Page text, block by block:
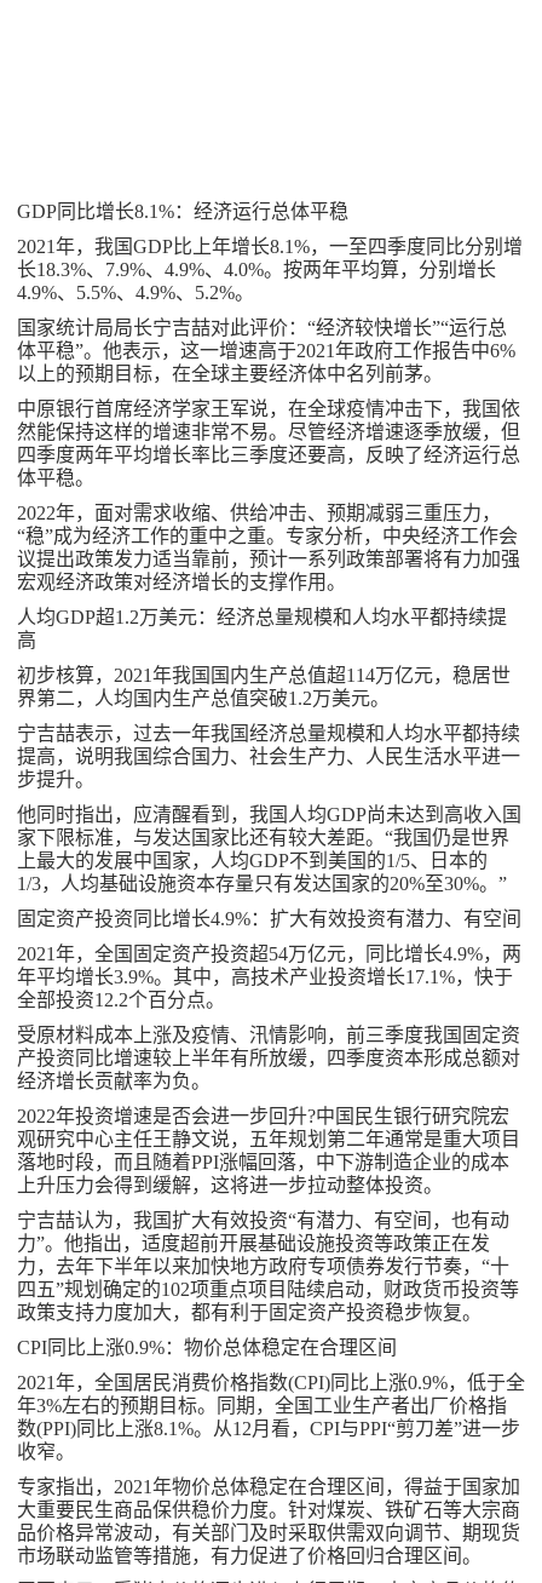
GDP同比增长8.1%：经济运行总体平稳
2021年，我国GDP比上年增长8.1%，一至四季度同比分别增
长18.3%、7.9%、4.9%、4.0%。按两年平均算，分别增长
4.9%、5.5%、4.9%、5.2%。
国家统计局局长宁吉喆对此评价：“经济较快增长”“运行总
体平稳”。他表示，这一增速高于2021年政府工作报告中6%
以上的预期目标，在全球主要经济体中名列前茅。
中原银行首席经济学家王军说，在全球疫情冲击下，我国依
然能保持这样的增速非常不易。尽管经济增速逐季放缓，但
四季度两年平均增长率比三季度还要高，反映了经济运行总
体平稳。
2022年，面对需求收缩、供给冲击、预期减弱三重压力，
“稳”成为经济工作的重中之重。专家分析，中央经济工作会
议提出政策发力适当靠前，预计一系列政策部署将有力加强
宏观经济政策对经济增长的支撑作用。
人均GDP超1.2万美元：经济总量规模和人均水平都持续提
高
初步核算，2021年我国国内生产总值超114万亿元，稳居世
界第二，人均国内生产总值突破1.2万美元。
宁吉喆表示，过去一年我国经济总量规模和人均水平都持续
提高，说明我国综合国力、社会生产力、人民生活水平进一
步提升。
他同时指出，应清醒看到，我国人均GDP尚未达到高收入国
家下限标准，与发达国家比还有较大差距。“我国仍是世界
上最大的发展中国家，人均GDP不到美国的1/5、日本的
1/3，人均基础设施资本存量只有发达国家的20%至30%。”
固定资产投资同比增长4.9%：扩大有效投资有潜力、有空间
2021年，全国固定资产投资超54万亿元，同比增长4.9%，两
年平均增长3.9%。其中，高技术产业投资增长17.1%，快于
全部投资12.2个百分点。
受原材料成本上涨及疫情、汛情影响，前三季度我国固定资
产投资同比增速较上半年有所放缓，四季度资本形成总额对
经济增长贡献率为负。
2022年投资增速是否会进一步回升?中国民生银行研究院宏
观研究中心主任王静文说，五年规划第二年通常是重大项目
落地时段，而且随着PPI涨幅回落，中下游制造企业的成本
上升压力会得到缓解，这将进一步拉动整体投资。
宁吉喆认为，我国扩大有效投资“有潜力、有空间，也有动
力”。他指出，适度超前开展基础设施投资等政策正在发
力，去年下半年以来加快地方政府专项债券发行节奏，“十
四五”规划确定的102项重点项目陆续启动，财政货币投资等
政策支持力度加大，都有利于固定资产投资稳步恢复。
CPI同比上涨0.9%：物价总体稳定在合理区间
2021年，全国居民消费价格指数(CPI)同比上涨0.9%，低于全
年3%左右的预期目标。同期，全国工业生产者出厂价格指
数(PPI)同比上涨8.1%。从12月看，CPI与PPI“剪刀差”进一步
收窄。
专家指出，2021年物价总体稳定在合理区间，得益于国家加
大重要民生商品保供稳价力度。针对煤炭、铁矿石等大宗商
品价格异常波动，有关部门及时采取供需双向调节、期现货
市场联动监管等措施，有力促进了价格回归合理区间。